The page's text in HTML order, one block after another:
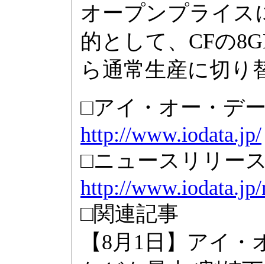
オープンプライス
的として、CFの
ら通常生産に切り
□アイ・オー・デ
http://www.iodata.jp/
□ニュースリリー
http://
□関連記事
【8月1日】アイ